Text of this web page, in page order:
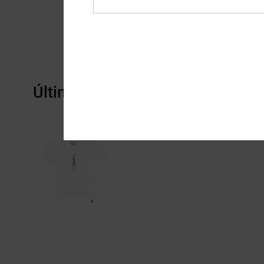
Últimos artículos vistos